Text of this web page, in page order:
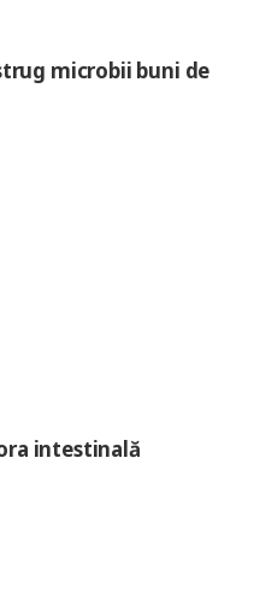
microbii buni de
intestinală